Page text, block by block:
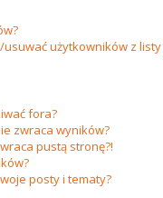
użytkowników z listy
fora?
zwraca wyników?
pustą stronę?!
posty i tematy?